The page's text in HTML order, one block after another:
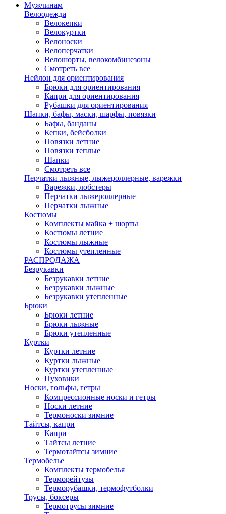
Мужчинам
Велоодежда
Велокепки
Велокуртки
Велоноски
Велоперчатки
Велошорты, велокомбинезоны
Смотреть все
Нейлон для ориентирования
Брюки для ориентирования
Капри для ориентирования
Рубашки для ориентирования
Шапки, бафы, маски, шарфы, повязки
Бафы, банданы
Кепки, бейсболки
Повязки летние
Повязки теплые
Шапки
Смотреть все
Перчатки лыжные, лыжероллерные, варежки
Варежки, лобстеры
Перчатки лыжероллерные
Перчатки лыжные
Костюмы
Комплекты майка + шорты
Костюмы летние
Костюмы лыжные
Костюмы утепленные
РАСПРОДАЖА
Безрукавки
Безрукавки летние
Безрукавки лыжные
Безрукавки утепленные
Брюки
Брюки летние
Брюки лыжные
Брюки утепленные
Куртки
Куртки летние
Куртки лыжные
Куртки утепленные
Пуховики
Носки, гольфы, гетры
Компрессионные носки и гетры
Носки летние
Термоноски зимние
Тайтсы, капри
Капри
Тайтсы летние
Термотайтсы зимние
Термобелье
Комплекты термобелья
Терморейтузы
Терморубашки, термофутболки
Трусы, боксеры
Термотрусы зимние